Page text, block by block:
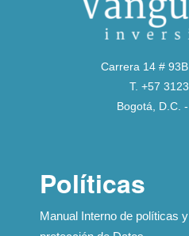
Carrera 14 #
T. +57
Bogotá, D.C.
Políticas
Manual Interno de políticas